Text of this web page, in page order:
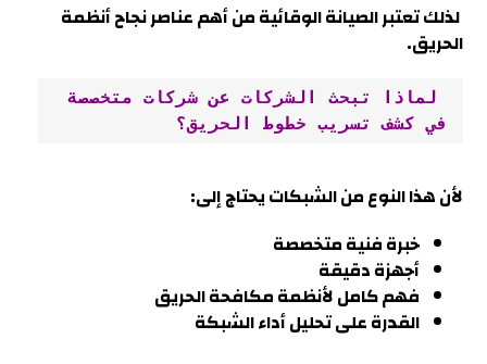
لذلك تعتبر الصيانة الوقائية من أهم عناصر نجاح أنظمة
الحريق.
في كشف تسريب خطوط الحريق؟
لأن هذا النوع من الشبكات يحتاج إلى:
خبرة فنية متخصصة
أجهزة دقيقة
فهم كامل لأنظمة مكافحة الحريق
القدرة على تحليل أداء الشبكة